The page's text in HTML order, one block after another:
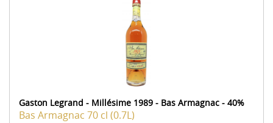
Gaston Legrand - Millésime 1989 - Bas Armagnac - 40%
Bas Armagnac 70 cl (0.7L)